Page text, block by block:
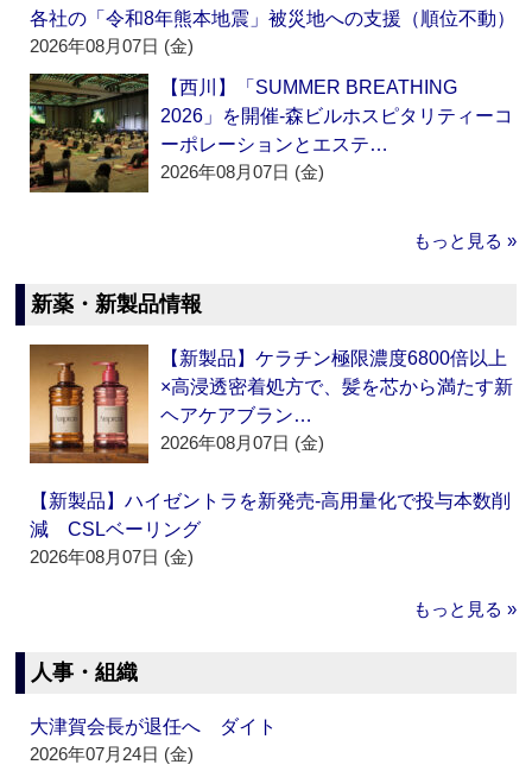
各社の「令和8年熊本地震」被災地への支援（順位不動）
2026年08月07日 (金)
【西川】「SUMMER BREATHING
2026」を開催‐森ビルホスピタリティーコ
ーポレーションとエステ…
2026年08月07日 (金)
もっと見る »
新薬・新製品情報
【新製品】ケラチン極限濃度6800倍以上
×高浸透密着処方で、髪を芯から満たす新
ヘアケアブラン…
2026年08月07日 (金)
【新製品】ハイゼントラを新発売‐高用量化で投与本数削
減 CSLベーリング
2026年08月07日 (金)
もっと見る »
人事・組織
大津賀会長が退任へ ダイト
2026年07月24日 (金)